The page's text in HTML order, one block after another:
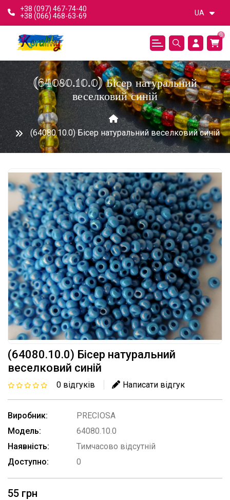
+38 (097) 467-74-40
+38 (066) 468-63-69
UA
0
(64080.10.0) Бісер натуральний
веселковий синій
(64080.10.0) Бісер натуральний веселковий синій
(64080.10.0) Бісер натуральний
веселковий синій
0 відгуків Написати відгук
Виробник:
PRECIOSA
Модель:
64080.10.0
Наявність:
Тимчасово відсутній
Доступно:
0
55 грн